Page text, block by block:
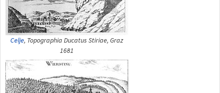
Celje, Topographia Ducatus Stiriae, Graz
1681